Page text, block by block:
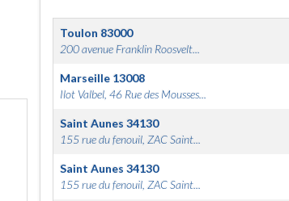
Toulon 83000
200 avenue Franklin Roosvelt...
Marseille 13008
Ilot Valbel, 46 Rue des Mousses...
Saint Aunes 34130
155 rue du fenouil, ZAC Saint...
Saint Aunes 34130
155 rue du fenouil, ZAC Saint...